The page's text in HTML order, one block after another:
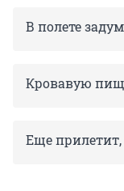
В полете
Кровавую
Еще